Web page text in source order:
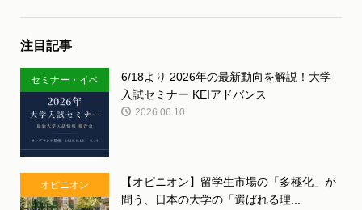
注目記事
セミナー・イベ
ント
6/18より 2026年の最新動向を解説！大学
入試セミナー KEIアドバンス
2026.06.10
オピニオン
【オピニオン】留学生市場の「多極化」が
問う、日本の大学の「選ばれる理...